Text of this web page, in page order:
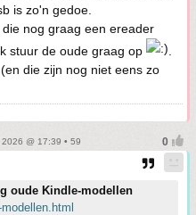
is zo'n gedoe.
nog graag een ereader
stuur de oude graag op
die zijn nog niet eens zo
@ 17:39 • 59
oude Kindle-modellen